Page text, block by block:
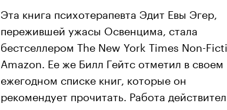
Эта книга психотерапевта Эдит Евы Эгер,
пережившей ужасы Освенцима, стала
бестселлером The New York Times Non-
Amazon. Ее же Билл Гейтс отметил в своем
ежегодном списке книг, которые он
рекомендует прочитать. Работа